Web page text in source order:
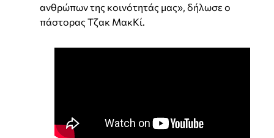
ανθρώπων της κοινότητάς μας», δήλωσε ο
πάστορας Τζακ ΜακΚί.